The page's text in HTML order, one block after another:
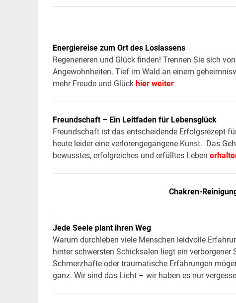
Energiereise zum Ort des Loslassens
Regenerieren und Glück finden! Trennen Sie sich
Angewohnheiten. Tief im Wald an einem
mehr Freude und Glück hier weiter
Freundschaft – Ein Leitfaden für Lebensglück
Freundschaft ist das entscheidende Erfolgsrezept
heute leider eine verlorengegangene Kunst. Das
bewusstes, erfolgreiches und erfülltes Leben
Chakren-
Jede Seele plant ihren Weg
Warum durchleben viele Menschen leidvolle
hinter schwersten Schicksalen liegt ein verborgener
Schmerzhafte oder traumatische Erfahrungen
ganz. Wir sind das Licht – wir haben es nur